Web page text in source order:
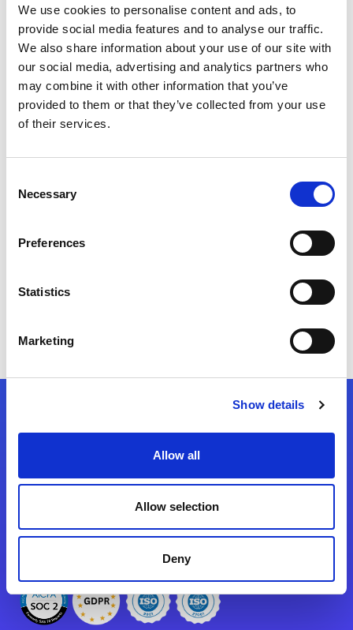
We use cookies to personalise content and ads, to
provide social media features and to analyse our traffic.
We also share information about your use of our site with
our social media, advertising and analytics partners who
may combine it with other information that you’ve
provided to them or that they’ve collected from your use
of their services.
Selection
Necessary
Preferences
Statistics
Marketing
Show details
Allow all
Allow selection
Deny
やマイグレーションのサービスも実施してお
りますので、各営業所担当までお問い合わせ
下さいますようお願い申し上げます。
・アップデートサポート終了 2024年12月
をご確
Start exceeding your digital transformation